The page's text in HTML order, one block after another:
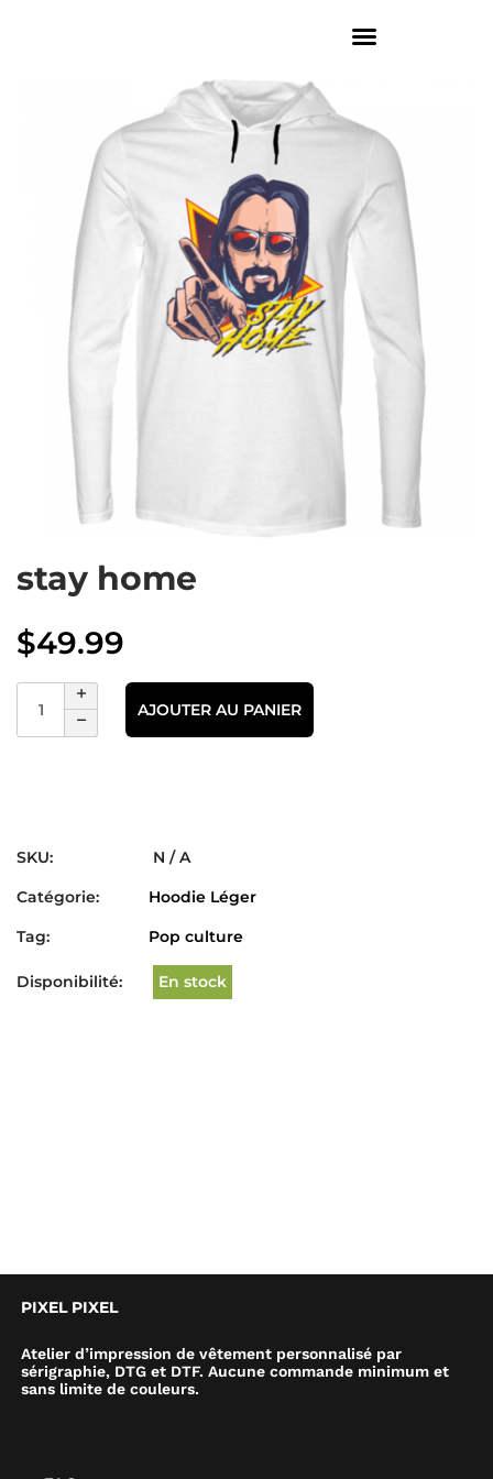
stay home
$49.99
AJOUTER AU PANIER
SKU:
N / A
Catégorie:
Hoodie Léger
Tag:
Pop culture
Disponibilité: En stock
PIXEL PIXEL
Atelier d’impression de vêtement personnalisé par
sérigraphie, DTG et DTF. Aucune commande minimum et
sans limite de couleurs.